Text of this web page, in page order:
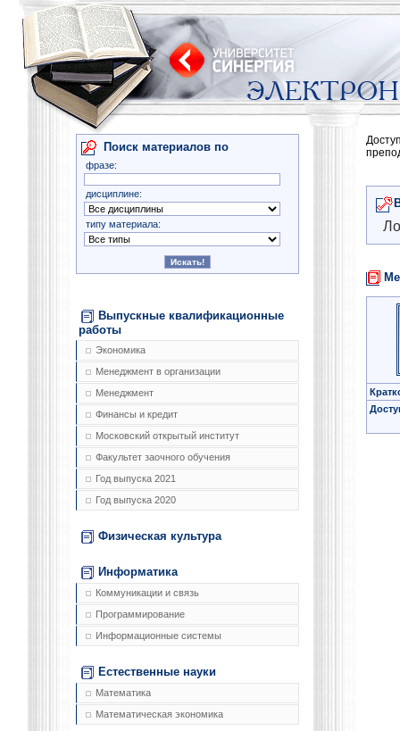
Поиск материалов по
фразе:
дисциплине:
типу материала:
Выпускные квалификационные
работы
Экономика
Менеджмент в организации
Менеджмент
Финансы и кредит
Московский открытый институт
Факультет заочного обучения
Год выпуска 2021
Год выпуска 2020
Физическая культура
Информатика
Коммуникации и связь
Программирование
Информационные системы
Естественные науки
Математика
Математическая экономика